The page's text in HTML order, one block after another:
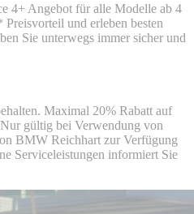
4+ Angebot für alle Modelle ab 4
und erleben besten
Sie unterwegs immer sicher und
Maximal 20% Rabatt auf
gültig bei Verwendung von
BMW Reichhart zur Verfügung
Serviceleistungen informiert Sie